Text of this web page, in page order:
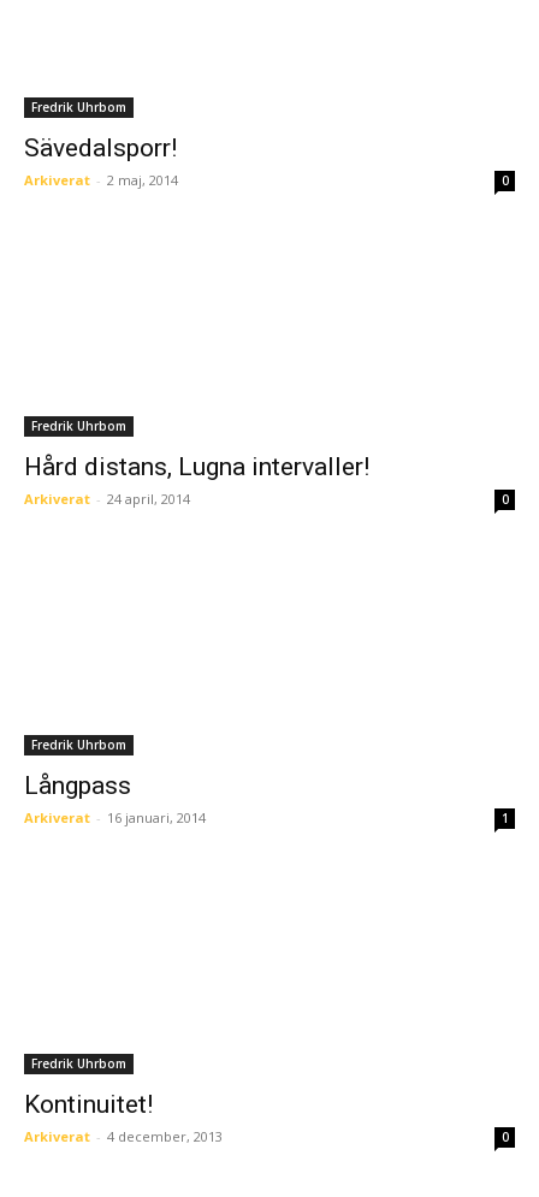
Fredrik Uhrbom
Sävedalsporr!
Arkiverat - 2 maj, 2014 0
Fredrik Uhrbom
Hård distans, Lugna intervaller!
Arkiverat - 24 april, 2014 0
Fredrik Uhrbom
Långpass
Arkiverat - 16 januari, 2014 1
Fredrik Uhrbom
Kontinuitet!
Arkiverat - 4 december, 2013 0